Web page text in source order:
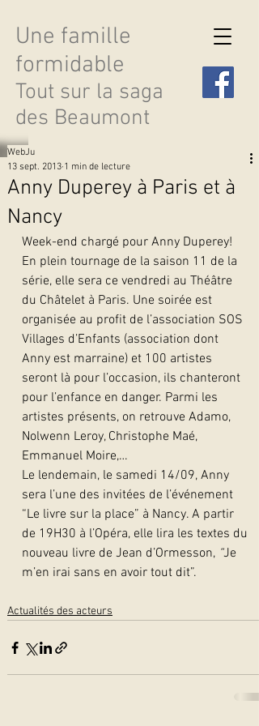
Une famille
formidable
Tout sur la saga
des Beaumont
Anny Duperey à Paris et à
Nancy
WebJu
13 sept. 2013 1 min de lecture
Week-end chargé pour Anny Duperey!
En plein tournage de la saison 11 de la
série, elle sera ce vendredi au Théâtre
du Châtelet à Paris. Une soirée est
organisée au profit de l’association SOS
Villages d’Enfants (association dont
Anny est marraine) et 100 artistes
seront là pour l’occasion, ils chanteront
pour l’enfance en danger. Parmi les
artistes présents, on retrouve Adamo,
Nolwenn Leroy, Christophe Maé,
Emmanuel Moire,…
Le lendemain, le samedi 14/09, Anny
sera l’une des invitées de l’événement
“Le livre sur la place” à Nancy. A partir
de 19H30 à l’Opéra, elle lira les textes du
nouveau livre de Jean d’Ormesson, “Je
m’en irai sans en avoir tout dit”.
Actualités des acteurs